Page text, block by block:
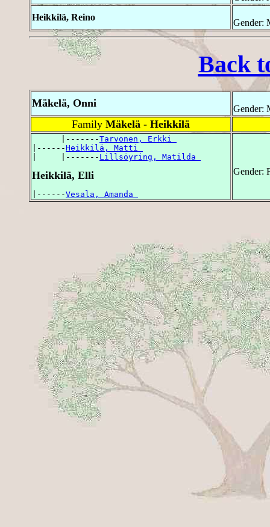
Heikkilä, Reino
Gender:
Back
Mäkelä, Onni Gender:
Family Mäkelä - Heikkilä
      |-------
Tarvonen, Erkki
|------Heikkilä, Matti
|     |------- Lillsöyring, Matilda
Heikkilä, Elli
|------Vesala, Amanda
Gender: